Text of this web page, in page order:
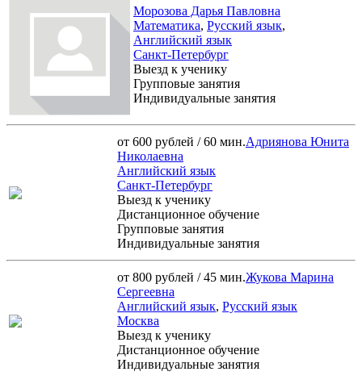
Морозова Дарья Павловна
Математика, Русский язык,
Английский язык
Санкт-Петербург
Выезд к ученику
Групповые занятия
Индивидуальные занятия
от 600 рублей / 60 мин.Адриянова Юнита
Николаевна
Английский язык
Санкт-Петербург
Выезд к ученику
Дистанционное обучение
Групповые занятия
Индивидуальные занятия
от 800 рублей / 45 мин.Жукова Марина
Сергеевна
Английский язык, Русский язык
Москва
Выезд к ученику
Дистанционное обучение
Индивидуальные занятия